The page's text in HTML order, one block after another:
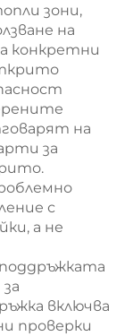
зони,
на
конкретни
на
за
с
а не
включва
проверки